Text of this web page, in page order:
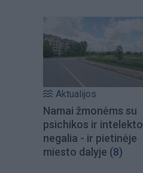
Aktualijos
Namai žmonėms su
psichikos ir intelekto
negalia - ir pietinėje
miesto dalyje (8)